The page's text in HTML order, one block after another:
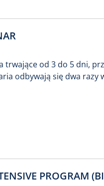
trwające od 3 do 5 dni,
odbywają się dwa razy
PROGRAM